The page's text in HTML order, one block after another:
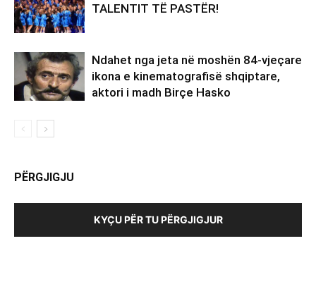
TALENTIT TË PASTËR!
Ndahet nga jeta në moshën 84-vjeçare
ikona e kinematografisë shqiptare,
aktori i madh Birçe Hasko
PËRGJIGJU
KYÇU PËR TU PËRGJIGJUR